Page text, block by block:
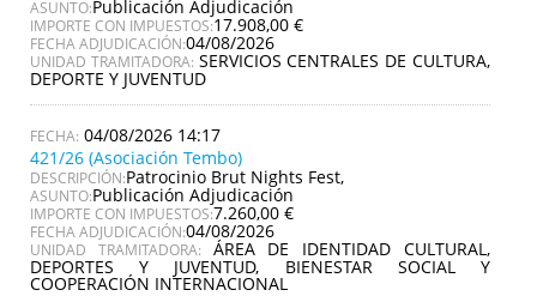
ASUNTO:Publicación Adjudicación
IMPORTE CON IMPUESTOS:17.908,00 €
FECHA ADJUDICACIÓN:04/08/2026
UNIDAD TRAMITADORA: SERVICIOS CENTRALES DE CULTURA,
DEPORTE Y JUVENTUD
04/08/2026 14:17
421/26 (Asociación Tembo)
DESCRIPCIÓN:Patrocinio Brut Nights Fest,
ASUNTO:Publicación Adjudicación
IMPORTE CON IMPUESTOS:7.260,00 €
FECHA ADJUDICACIÓN:04/08/2026
UNIDAD TRAMITADORA: ÁREA DE IDENTIDAD CULTURAL,
DEPORTES Y JUVENTUD, BIENESTAR SOCIAL Y
COOPERACIÓN INTERNACIONAL